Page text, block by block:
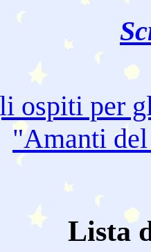
"Amanti
Lista